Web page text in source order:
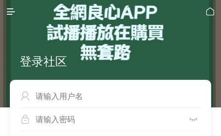
 
登录社区

 